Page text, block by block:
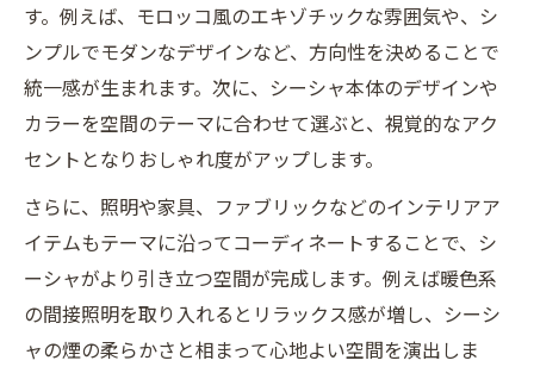
す。例えば、モロッコ風のエキゾチックな雰囲気や、シ
ンプルでモダンなデザインなど、方向性を決めることで
統一感が生まれます。次に、シーシャ本体のデザインや
カラーを空間のテーマに合わせて選ぶと、視覚的なアク
セントとなりおしゃれ度がアップします。
さらに、照明や家具、ファブリックなどのインテリアア
イテムもテーマに沿ってコーディネートすることで、シ
ーシャがより引き立つ空間が完成します。例えば暖色系
の間接照明を取り入れるとリラックス感が増し、シーシ
ャの煙の柔らかさと相まって心地よい空間を演出しま